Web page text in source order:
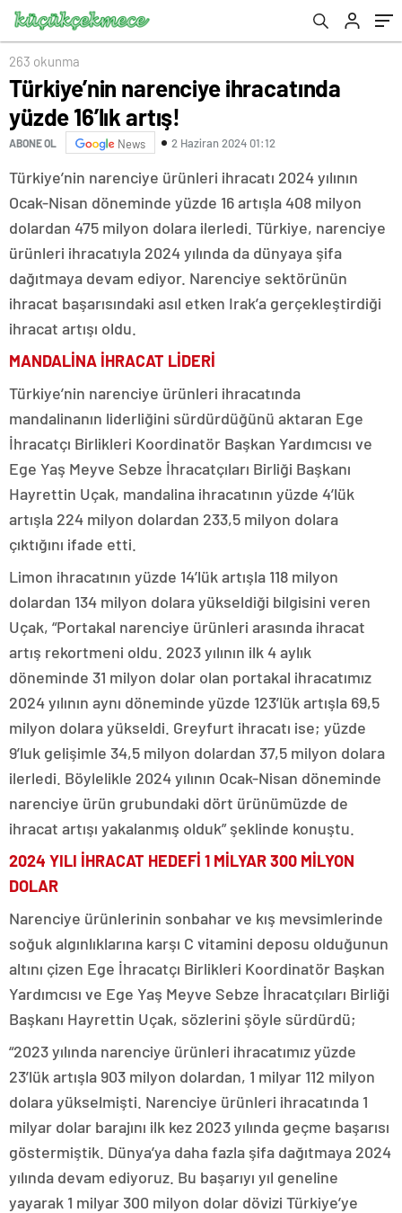
263 okunma
Türkiye’nin narenciye ihracatında
yüzde 16’lık artış!
ABONE OL News 2 Haziran 2024 01:12
Türkiye’nin narenciye ürünleri ihracatı 2024 yılının
Ocak-Nisan döneminde yüzde 16 artışla 408 milyon
dolardan 475 milyon dolara ilerledi. Türkiye, narenciye
ürünleri ihracatıyla 2024 yılında da dünyaya şifa
dağıtmaya devam ediyor. Narenciye sektörünün
ihracat başarısındaki asıl etken Irak’a gerçekleştirdiği
ihracat artışı oldu.
MANDALİNA İHRACAT LİDERİ
Türkiye’nin narenciye ürünleri ihracatında
mandalinanın liderliğini sürdürdüğünü aktaran Ege
İhracatçı Birlikleri Koordinatör Başkan Yardımcısı ve
Ege Yaş Meyve Sebze İhracatçıları Birliği Başkanı
Hayrettin Uçak, mandalina ihracatının yüzde 4’lük
artışla 224 milyon dolardan 233,5 milyon dolara
çıktığını ifade etti.
Limon ihracatının yüzde 14’lük artışla 118 milyon
dolardan 134 milyon dolara yükseldiği bilgisini veren
Uçak, “Portakal narenciye ürünleri arasında ihracat
artış rekortmeni oldu. 2023 yılının ilk 4 aylık
döneminde 31 milyon dolar olan portakal ihracatımız
2024 yılının aynı döneminde yüzde 123’lük artışla 69,5
milyon dolara yükseldi. Greyfurt ihracatı ise; yüzde
9’luk gelişimle 34,5 milyon dolardan 37,5 milyon dolara
ilerledi. Böylelikle 2024 yılının Ocak-Nisan döneminde
narenciye ürün grubundaki dört ürünümüzde de
ihracat artışı yakalanmış olduk” şeklinde konuştu.
2024 YILI İHRACAT HEDEFİ 1 MİLYAR 300 MİLYON
DOLAR
Narenciye ürünlerinin sonbahar ve kış mevsimlerinde
soğuk algınlıklarına karşı C vitamini deposu olduğunun
altını çizen Ege İhracatçı Birlikleri Koordinatör Başkan
Yardımcısı ve Ege Yaş Meyve Sebze İhracatçıları Birliği
Başkanı Hayrettin Uçak, sözlerini şöyle sürdürdü;
“2023 yılında narenciye ürünleri ihracatımız yüzde
23’lük artışla 903 milyon dolardan, 1 milyar 112 milyon
dolara yükselmişti. Narenciye ürünleri ihracatında 1
milyar dolar barajını ilk kez 2023 yılında geçme başarısı
göstermiştik. Dünya’ya daha fazla şifa dağıtmaya 2024
yılında devam ediyoruz. Bu başarıyı yıl geneline
yayarak 1 milyar 300 milyon dolar dövizi Türkiye’ye